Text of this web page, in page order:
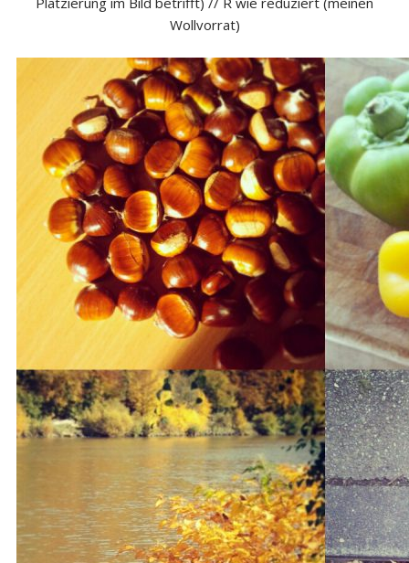
Wollvorrat)